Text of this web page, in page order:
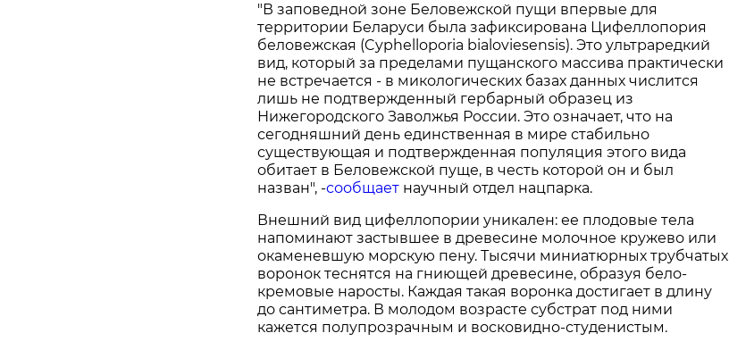
"В заповедной зоне Беловежской пущи впервые для
территории Беларуси была зафиксирована Цифеллопория
беловежская (Cyphelloporia bialoviesensis). Это ультраредкий
вид, который за пределами пущанского массива практически
не встречается - в микологических базах данных числится
лишь не подтвержденный гербарный образец из
Нижегородского Заволжья России. Это означает, что на
сегодняшний день единственная в мире стабильно
существующая и подтвержденная популяция этого вида
обитает в Беловежской пуще, в честь которой он и был
назван", -сообщает научный отдел нацпарка.
Внешний вид цифеллопории уникален: ее плодовые тела
напоминают застывшее в древесине молочное кружево или
окаменевшую морскую пену. Тысячи миниатюрных трубчатых
воронок теснятся на гниющей древесине, образуя бело-
кремовые наросты. Каждая такая воронка достигает в длину
до сантиметра. В молодом возрасте субстрат под ними
кажется полупрозрачным и восковидно-студенистым.